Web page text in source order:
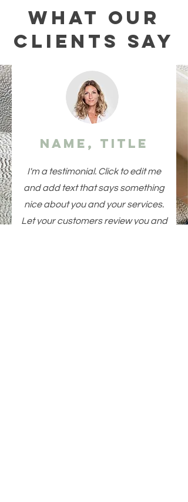
What Our
Clients Say
Name, Title
I'm a testimonial. Click to edit me
and add text that says something
nice about you and your services.
Let your customers review you and